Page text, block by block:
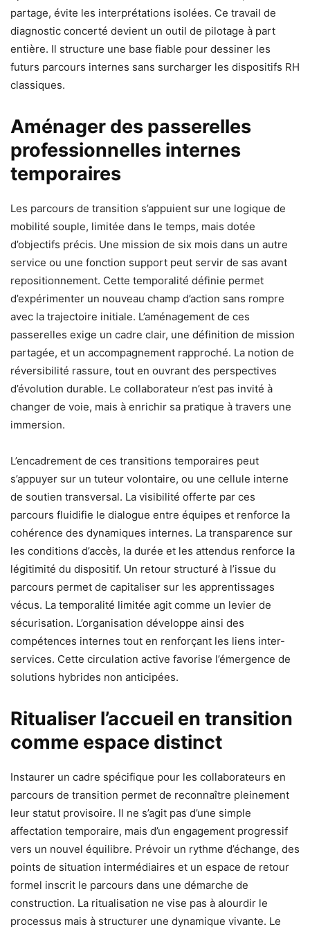
partage, évite les interprétations isolées. Ce travail de
diagnostic concerté devient un outil de pilotage à part
entière. Il structure une base fiable pour dessiner les
futurs parcours internes sans surcharger les dispositifs RH
classiques.
Aménager des passerelles
professionnelles internes
temporaires
Les parcours de transition s’appuient sur une logique de
mobilité souple, limitée dans le temps, mais dotée
d’objectifs précis. Une mission de six mois dans un autre
service ou une fonction support peut servir de sas avant
repositionnement. Cette temporalité définie permet
d’expérimenter un nouveau champ d’action sans rompre
avec la trajectoire initiale. L’aménagement de ces
passerelles exige un cadre clair, une définition de mission
partagée, et un accompagnement rapproché. La notion de
réversibilité rassure, tout en ouvrant des perspectives
d’évolution durable. Le collaborateur n’est pas invité à
changer de voie, mais à enrichir sa pratique à travers une
immersion.
L’encadrement de ces transitions temporaires peut
s’appuyer sur un tuteur volontaire, ou une cellule interne
de soutien transversal. La visibilité offerte par ces
parcours fluidifie le dialogue entre équipes et renforce la
cohérence des dynamiques internes. La transparence sur
les conditions d’accès, la durée et les attendus renforce la
légitimité du dispositif. Un retour structuré à l’issue du
parcours permet de capitaliser sur les apprentissages
vécus. La temporalité limitée agit comme un levier de
sécurisation. L’organisation développe ainsi des
compétences internes tout en renforçant les liens inter-
services. Cette circulation active favorise l’émergence de
solutions hybrides non anticipées.
Ritualiser l’accueil en transition
comme espace distinct
Instaurer un cadre spécifique pour les collaborateurs en
parcours de transition permet de reconnaître pleinement
leur statut provisoire. Il ne s’agit pas d’une simple
affectation temporaire, mais d’un engagement progressif
vers un nouvel équilibre. Prévoir un rythme d’échange, des
points de situation intermédiaires et un espace de retour
formel inscrit le parcours dans une démarche de
construction. La ritualisation ne vise pas à alourdir le
processus mais à structurer une dynamique vivante. Le